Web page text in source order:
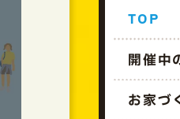
TOP
開催中
お家づ